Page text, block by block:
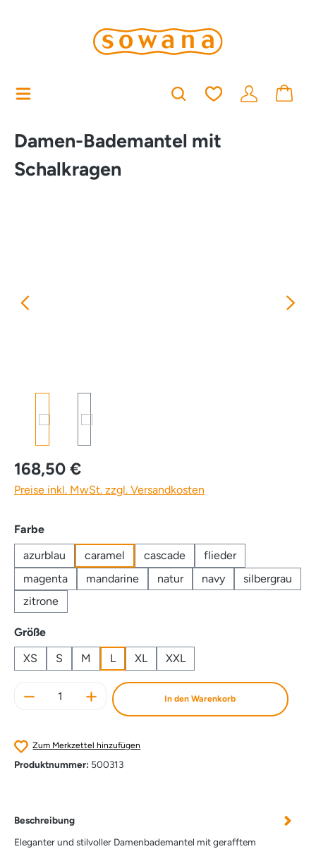
Du hast 0
Damen-Bademantel mit
Schalkragen
168,50 €
Preise inkl. MwSt. zzgl. Versandkosten
Farbeauswählen
azurblau
caramel cascade
flieder
magenta
mandarine natur navy
silbergrau
zitrone
Größeauswählen
XS
S M L XL XXL
Produkt Anzahl: Gib den gewünschten
In den Warenkorb
Zum Merkzettel hinzufügen
Produktnummer: 500313
Beschreibung
Eleganter und stilvoller Damenbademantel mit gerafftem